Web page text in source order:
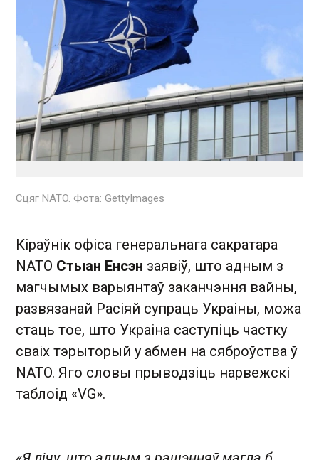
Сцяг NATO. Фота: GettyImages
Кіраўнік офіса генеральнага сакратара
NATO Стыан Енсэн заявіў, што адным з
магчымых варыянтаў заканчэння вайны,
развязанай Расіяй супраць Украіны, можа
стаць тое, што Украіна саступіць частку
сваіх тэрыторый у абмен на сяброўства ў
NATO. Яго словы прыводзіць нарвежскі
таблоід «VG».